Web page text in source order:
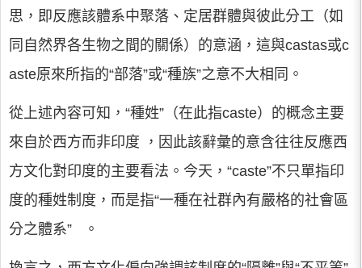
思，即反應該體系中聚落、定居群體與彼此分工（如
同自然界各生物之間的關係）的意涵，這與castas或c
aste原來所指的“部落”或“種族”之意不大相同。
從上述內容可知，“種姓”（在此指caste）的概念主要
來自於西方而非印度 ，因此該辭彙的意含往往反應西
方文化對印度的主要看法。今天，“caste”不只單指印
度的種姓制度，而是指“一種在社群內有嚴格的社會區
分之體系” 。